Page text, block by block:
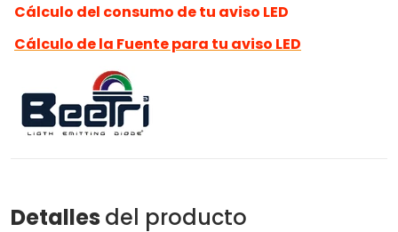
Cálculo del consumo de tu aviso LED
Cálculo de la Fuente para tu aviso LED
Detalles del producto